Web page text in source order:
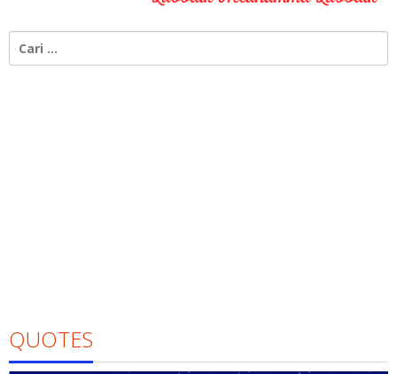
untuk:
QUOTES